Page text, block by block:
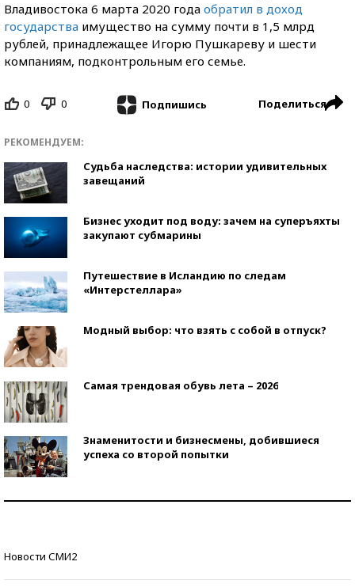
Владивостока 6 марта 2020 года обратил в доход
государства имущество на сумму почти в 1,5 млрд
рублей, принадлежащее Игорю Пушкареву и шести
компаниям, подконтрольным его семье.
0 0 Подпишись Поделиться
РЕКОМЕНДУЕМ:
Судьба наследства: истории удивительных
завещаний
Бизнес уходит под воду: зачем на суперъяхты
закупают субмарины
Путешествие в Исландию по следам
«Интерстеллара»
Модный выбор: что взять с собой в отпуск?
Самая трендовая обувь лета – 2026
Знаменитости и бизнесмены, добившиеся
успеха со второй попытки
Новости СМИ2